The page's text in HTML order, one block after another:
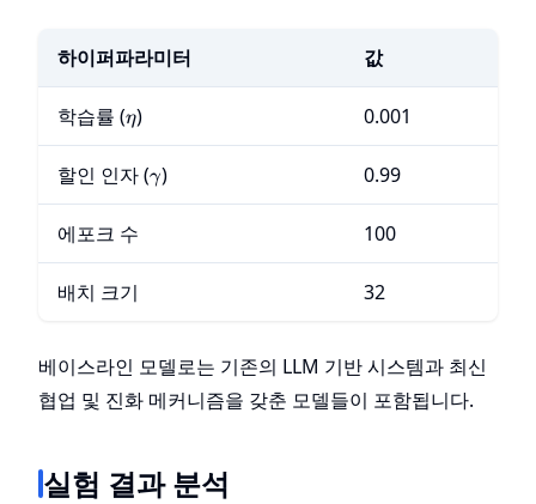
하이퍼파라미터 값
학습률 (\eta
η) 0.001
할인 인자 (\gamma
γ) 0.99
에포크 수 100
배치 크기 32
베이스라인 모델로는 기존의 LLM 기반 시스템과 최신
협업 및 진화 메커니즘을 갖춘 모델들이 포함됩니다.
실험 결과 분석